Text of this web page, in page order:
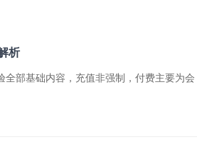
析
部基础内容，充值非强制，付费主要为会